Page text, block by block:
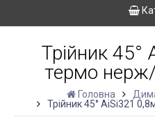
Трійник
термо
Головна
Трійник 45° AiSi321